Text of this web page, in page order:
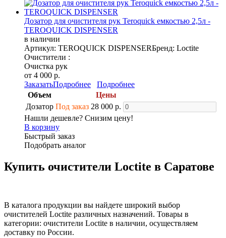
Дозатор для очистителя рук Teroquick емкостью 2,5л -
TEROQUICK DISPENSER
в наличии
Артикул: TEROQUICK DISPENSERБренд: Loctite
Очистители :
Очистка рук
от 4 000 р.
ЗаказатьПодробнее
Подробнее
Объем
Цены
Дозатор Под заказ 28 000 р.
Нашли дешевле? Снизим цену!
В корзину
Быстрый заказ
Подобрать аналог
Купить очистители Loctite в Саратове
В каталога продукции вы найдете широкий выбор
очистителей Loctite различных назначений. Товары в
категории: очистители Loctite в наличии, осуществляем
доставку по России.